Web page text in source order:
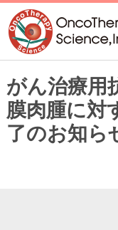
がん治療用
膜肉腫に対
了のお知ら